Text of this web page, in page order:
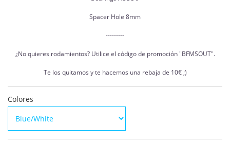
Spacer Hole 8mm
---------
¿No quieres rodamientos? Utilice el código de promoción "BFMSOUT".
Te los quitamos y te hacemos una rebaja de 10€ ;)
Colores